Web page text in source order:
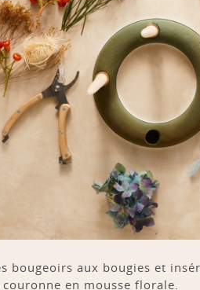
bougeoirs aux bougies et
en mousse florale.